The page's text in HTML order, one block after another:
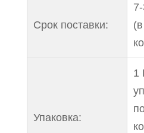
Срок поставки:
Упаковка:
1